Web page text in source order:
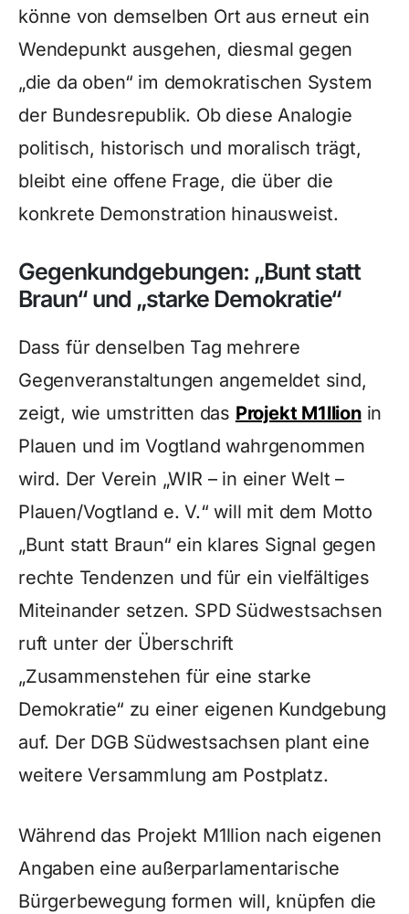
könne von demselben Ort aus erneut ein
Wendepunkt ausgehen, diesmal gegen
„die da oben“ im demokratischen System
der Bundesrepublik. Ob diese Analogie
politisch, historisch und moralisch trägt,
bleibt eine offene Frage, die über die
konkrete Demonstration hinausweist.
Gegenkundgebungen: „Bunt statt
Braun“ und „starke Demokratie“
Dass für denselben Tag mehrere
Gegenveranstaltungen angemeldet sind,
zeigt, wie umstritten das Projekt M1llionin
Plauen und im Vogtland wahrgenommen
wird. Der Verein „WIR – in einer Welt –
Plauen/Vogtland e. V.“ will mit dem Motto
„Bunt statt Braun“ ein klares Signal gegen
rechte Tendenzen und für ein vielfältiges
Miteinander setzen. SPD Südwestsachsen
ruft unter der Überschrift
„Zusammenstehen für eine starke
Demokratie“ zu einer eigenen Kundgebung
auf. Der DGB Südwestsachsen plant eine
weitere Versammlung am Postplatz.
Während das Projekt M1llion nach eigenen
Angaben eine außerparlamentarische
Bürgerbewegung formen will, knüpfen die